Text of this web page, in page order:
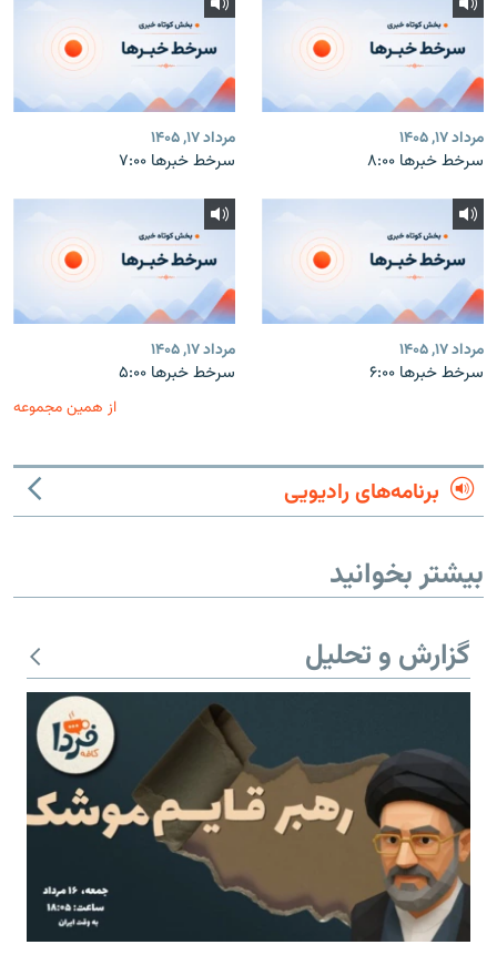
مرداد ۱۷, ۱۴۰۵
سرخط خبرها ۸:۰۰
مرداد ۱۷, ۱۴۰۵
سرخط خبرها ۷:۰۰
مرداد ۱۷, ۱۴۰۵
سرخط خبرها ۶:۰۰
مرداد ۱۷, ۱۴۰۵
سرخط خبرها ۵:۰۰
از همین مجموعه
برنامه‌های رادیویی
بیشتر بخوانید
گزارش و تحلیل